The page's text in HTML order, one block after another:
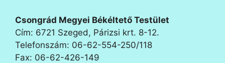
Csongrád Megyei Békéltető Testület
Cím: 6721 Szeged, Párizsi krt. 8-12.
Telefonszám: 06-62-554-250/118
Fax: 06-62-426-149